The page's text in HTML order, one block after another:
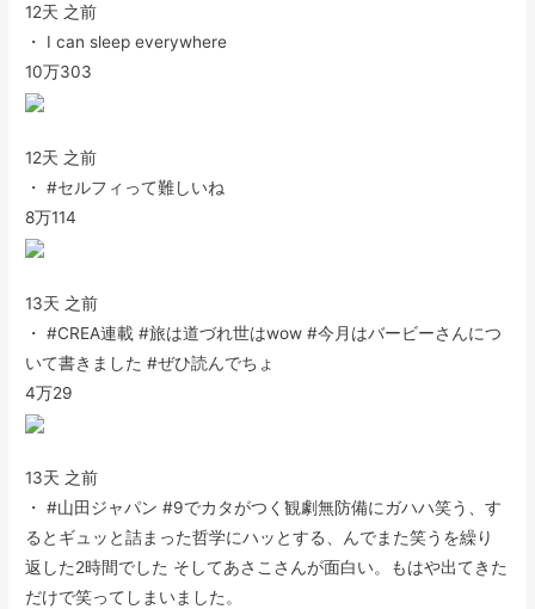
12天 之前
・ I can sleep everywhere
10万303
12天 之前
・ #セルフィって難しいね
8万114
13天 之前
・ #CREA連載 #旅は道づれ世はwow #今月はバービーさんにつ
いて書きました #ぜひ読んでちょ
4万29
13天 之前
・ #山田ジャパン #9でカタがつく観劇無防備にガハハ笑う、す
るとギュッと詰まった哲学にハッとする、んでまた笑うを繰り
返した2時間でした そしてあさこさんが面白い。もはや出てきた
だけで笑ってしまいました。